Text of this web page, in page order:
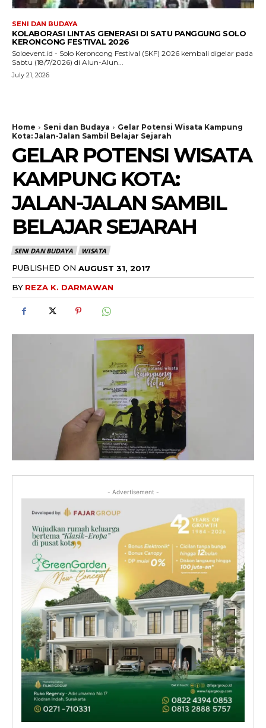
SENI DAN BUDAYA
KOLABORASI LINTAS GENERASI DI SATU PANGGUNG SOLO
KERONCONG FESTIVAL 2026
Soloevent.id - Solo Keroncong Festival (SKF) 2026 kembali digelar pada
Sabtu (18/7/2026) di Alun-Alun...
July 21, 2026